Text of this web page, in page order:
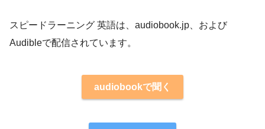
スピードラーニング 英語は、audiobook.jp、および
Audibleで配信されています。
audiobookで聞く